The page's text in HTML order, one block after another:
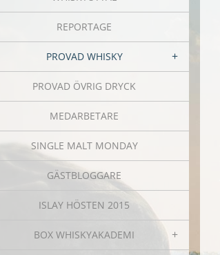
REPORTAGE
PROVAD WHISKY
PROVAD ÖVRIG DRYCK
MEDARBETARE
SINGLE MALT MONDAY
GÄSTBLOGGARE
ISLAY HÖSTEN 2015
BOX WHISKYAKADEMI